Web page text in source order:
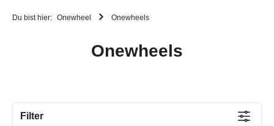
Du bist hier: Onewheel Onewheels
Onewheels
Filter